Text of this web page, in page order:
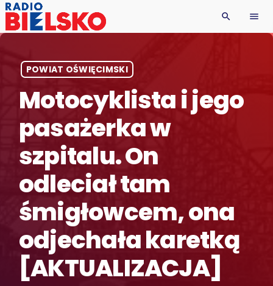
search menu
POWIAT OŚWIĘCIMSKI
Motocyklista i jego
pasażerka w
szpitalu. On
odleciał tam
śmigłowcem, ona
odjechała karetką
[AKTUALIZACJA]